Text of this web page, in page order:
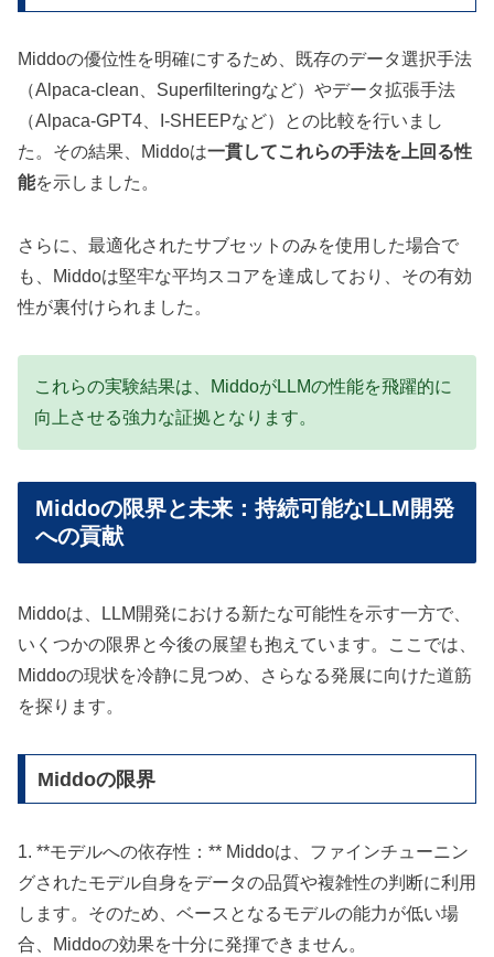
Middoの優位性を明確にするため、既存のデータ選択手法
（Alpaca-clean、Superfilteringなど）やデータ拡張手法
（Alpaca-GPT4、I-SHEEPなど）との比較を行いまし
た。その結果、Middoは一貫してこれらの手法を上回る性
能を示しました。
さらに、最適化されたサブセットのみを使用した場合で
も、Middoは堅牢な平均スコアを達成しており、その有効
性が裏付けられました。
これらの実験結果は、MiddoがLLMの性能を飛躍的に
向上させる強力な証拠となります。
Middoの限界と未来：持続可能なLLM開発
への貢献
Middoは、LLM開発における新たな可能性を示す一方で、
いくつかの限界と今後の展望も抱えています。ここでは、
Middoの現状を冷静に見つめ、さらなる発展に向けた道筋
を探ります。
Middoの限界
1. **モデルへの依存性：** Middoは、ファインチューニン
グされたモデル自身をデータの品質や複雑性の判断に利用
します。そのため、ベースとなるモデルの能力が低い場
合、Middoの効果を十分に発揮できません。